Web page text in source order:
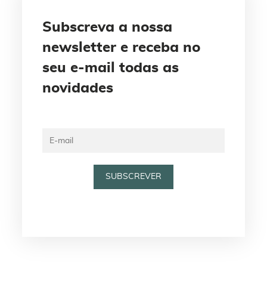
Subscreva a nossa
newsletter e receba no
seu e-mail todas as
novidades